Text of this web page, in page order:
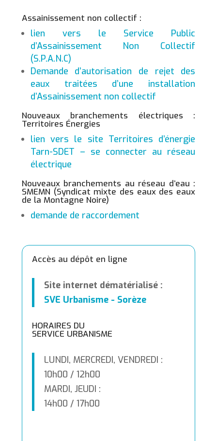
Assainissement non collectif :
lien vers le Service Public
d’Assainissement Non Collectif
(S.P.A.N.C)
Demande d’autorisation de rejet des
eaux traitées d’une installation
d’Assainissement non collectif
Nouveaux branchements électriques :
Territoires Énergies
lien vers le site Territoires d’énergie
Tarn-SDET – se connecter au réseau
électrique
Nouveaux branchements au réseau d’eau :
SMEMN (Syndicat mixte des eaux des eaux
de la Montagne Noire)
demande de raccordement
Accès au dépôt en ligne
Site internet dématérialisé :
SVE Urbanisme - Sorèze
HORAIRES DU
SERVICE URBANISME
LUNDI, MERCREDI, VENDREDI :
10h00 / 12h00
MARDI, JEUDI :
14h00 / 17h00